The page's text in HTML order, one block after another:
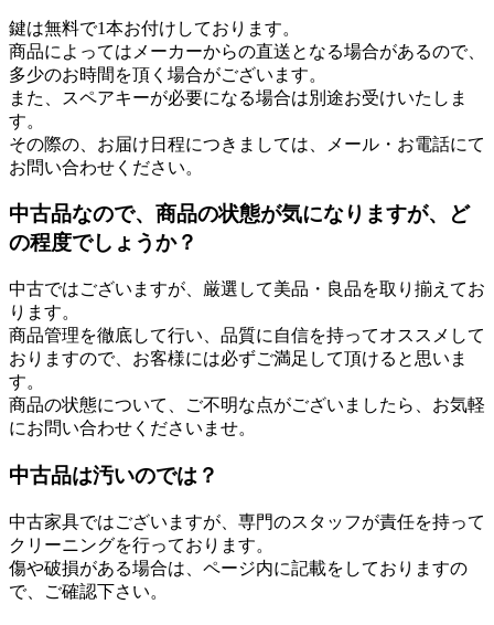
鍵は無料で1本お付けしております。
商品によってはメーカーからの直送となる場合があるので、
多少のお時間を頂く場合がございます。
また、スペアキーが必要になる場合は別途お受けいたしま
す。
その際の、お届け日程につきましては、メール・お電話にて
お問い合わせください。
中古品なので、商品の状態が気になりますが、ど
の程度でしょうか？
中古ではございますが、厳選して美品・良品を取り揃えてお
ります。
商品管理を徹底して行い、品質に自信を持ってオススメして
おりますので、お客様には必ずご満足して頂けると思いま
す。
商品の状態について、ご不明な点がございましたら、お気軽
にお問い合わせくださいませ。
中古品は汚いのでは？
中古家具ではございますが、専門のスタッフが責任を持って
クリーニングを行っております。
傷や破損がある場合は、ページ内に記載をしておりますの
で、ご確認下さい。